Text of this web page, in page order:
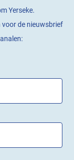
Yerseke.
voor de nieuwsbrief